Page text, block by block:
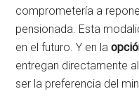
comprometería a
pensionada. Esta
en el futuro. Y en la
entregan directamente
ser la preferencia del